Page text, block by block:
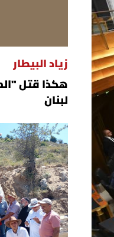
زياد البيطار
لبنان